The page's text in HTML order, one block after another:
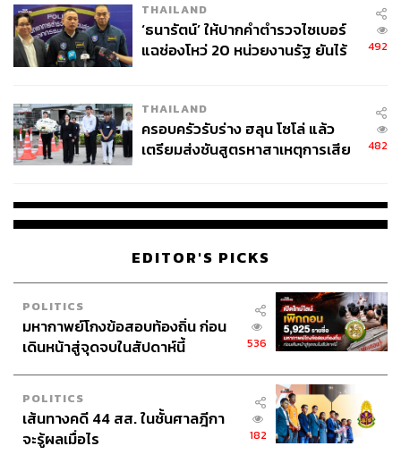
จ่ายหนี้-แอบระบุแบรนด์
THAILAND
‘ธนารัตน์’ ให้ปากคำตำรวจไซเบอร์
แฉช่องโหว่ 20 หน่วยงานรัฐ ยันไร้
492
THAILAND
ครอบครัวรับร่าง ฮลุน โซโล่ แล้ว
เตรียมส่งชันสูตรหาสาเหตุการเสีย
482
EDITOR'S PICKS
POLITICS
มหากาพย์โกงข้อสอบท้องถิ่น ก่อน
เดินหน้าสู่จุดจบในสัปดาห์นี้
536
POLITICS
เส้นทางคดี 44 สส. ในชั้นศาลฎีกา
จะรู้ผลเมื่อไร
182